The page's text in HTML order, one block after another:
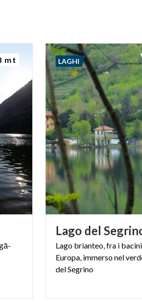
mt
Lago del
Lago brianteo, fra i
Europa, immerso nel
del Segrino
LAGHI